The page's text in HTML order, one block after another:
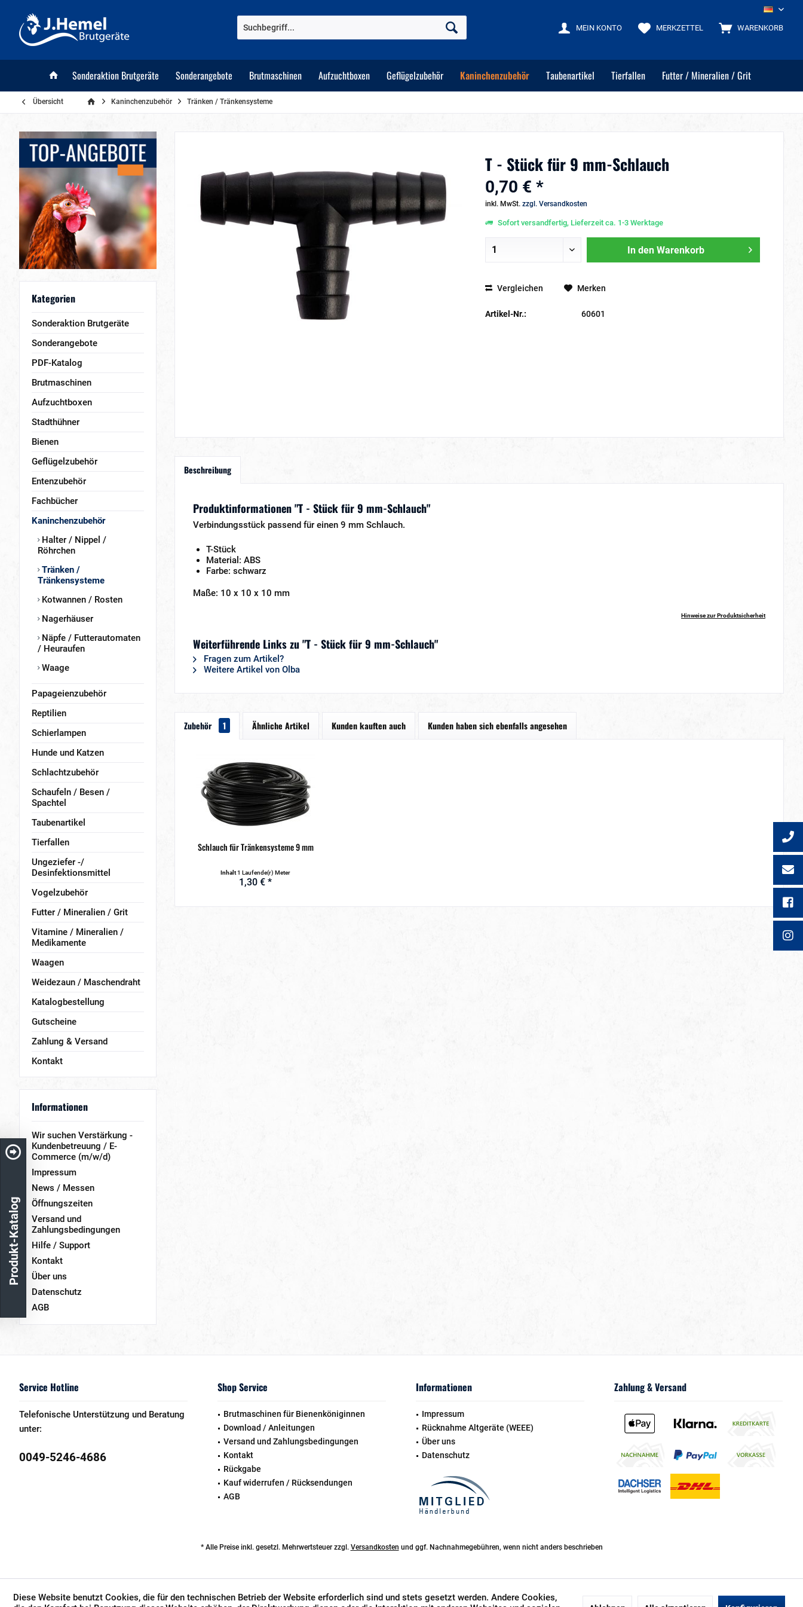
DE
WARENKORB
MERKZETTEL
MEIN KONTO
Sonderaktion Brutgeräte Sonderangebote Brutmaschinen Aufzuchtboxen Geflügelzubehör Kaninchenzubehör Taubenartikel Tierfallen Futter / Mineralien / Grit
Übersicht Kaninchenzubehör Tränken / Tränkensysteme
Kategorien
Sonderaktion Brutgeräte
Sonderangebote
PDF-Katalog
Brutmaschinen
Aufzuchtboxen
Stadthühner
Bienen
Geflügelzubehör
Entenzubehör
Fachbücher
Kaninchenzubehör
Halter / Nippel /
Röhrchen
Tränken /
Tränkensysteme
Kotwannen / Rosten
Nagerhäuser
Näpfe / Futterautomaten
/ Heuraufen
Waage
Papageienzubehör
Reptilien
Schierlampen
Hunde und Katzen
Schlachtzubehör
Schaufeln / Besen /
Spachtel
Taubenartikel
Tierfallen
Ungeziefer -/
Desinfektionsmittel
Vogelzubehör
Futter / Mineralien / Grit
Vitamine / Mineralien /
Medikamente
Waagen
Weidezaun / Maschendraht
Katalogbestellung
Gutscheine
Zahlung & Versand
Kontakt
Informationen
Wir suchen Verstärkung -
Kundenbetreuung / E-
Commerce (m/w/d)
Impressum
News / Messen
Öffnungszeiten
Versand und
Zahlungsbedingungen
Hilfe / Support
Kontakt
Über uns
Datenschutz
AGB
T - Stück für 9 mm-Schlauch
0,70 € *
inkl. MwSt. zzgl. Versandkosten
Sofort versandfertig, Lieferzeit ca. 1-3 Werktage
In den Warenkorb
Vergleichen Merken
Artikel-Nr.: 60601
Beschreibung
Produktinformationen "T - Stück für 9 mm-Schlauch"
Verbindungsstück passend für einen 9 mm Schlauch.
T-Stück
Material: ABS
Farbe: schwarz
Maße: 10 x 10 x 10 mm
Hinweise zur Produktsicherheit
Weiterführende Links zu "T - Stück für 9 mm-Schlauch"
Fragen zum Artikel?
Weitere Artikel von Olba
Zubehör 1 Ähnliche Artikel Kunden kauften auch Kunden haben sich ebenfalls angesehen
Schlauch für Tränkensysteme 9 mm
Inhalt1 Laufende(r) Meter
1,30 € *
Service Hotline
Telefonische Unterstützung und Beratung
unter:
0049-5246-4686
Shop Service
Brutmaschinen für Bienenköniginnen
Download / Anleitungen
Versand und Zahlungsbedingungen
Kontakt
Rückgabe
Kauf widerrufen / Rücksendungen
AGB
Informationen
Impressum
Rücknahme Altgeräte (WEEE)
Über uns
Datenschutz
Zahlung & Versand
* Alle Preise inkl. gesetzl. Mehrwertsteuer zzgl. Versandkosten und ggf. Nachnahmegebühren, wenn nicht anders beschrieben
Produkt-Katalog
Diese Website benutzt Cookies, die für den technischen Betrieb der Website erforderlich sind und stets gesetzt werden. Andere Cookies,